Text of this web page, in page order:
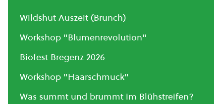
Wildshut Auszeit (Brunch)
Workshop "Blumenrevolution"
Biofest Bregenz 2026
Workshop "Haarschmuck"
Was summt und brummt im Blühstreifen?